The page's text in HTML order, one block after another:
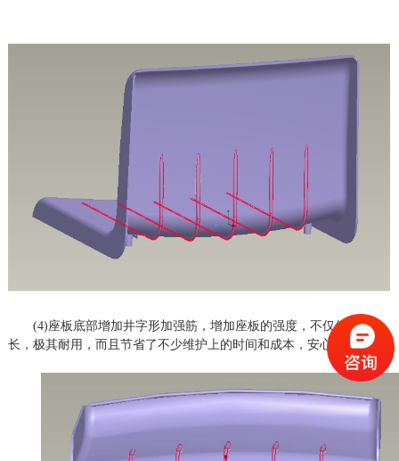
(4)座板底部增加井字形加强筋，增加座板的强度，不仅使用寿命
长，极其耐用，而且节省了不少维护上的时间和成本，安心又靠谱。